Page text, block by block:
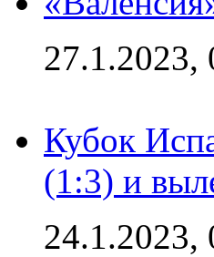
27.1.2023,
Кубок
(1:3) и
24.1.2023,